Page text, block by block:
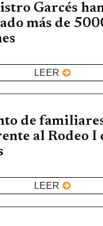
Garcés
más de
LEER
de
al Rodeo I
LEER